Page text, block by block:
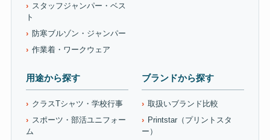
スタッフジャンパー・ベス
ト
防寒ブルゾン・ジャンパー
作業着・ワークウェア
用途から探す
クラスTシャツ・学校行事
スポーツ・部活ユニフォー
ム
ブランドから探す
取扱いブランド比較
Printstar（プリントスタ
ー）